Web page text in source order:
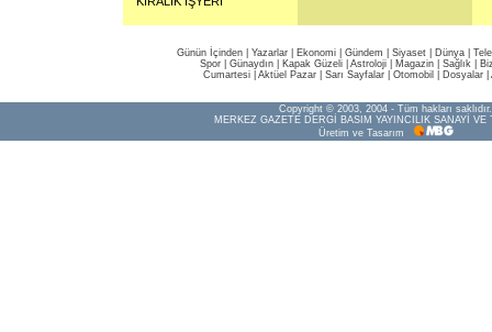
Günün İçinden Yazarlar Ekonomi Gündem Siyaset Dünya |
Spor
Günaydın Kapak Güzeli Astroloji Magazin Sağlık
Cumartesi| Aktüel Pazar| Sarı Sayfalar| Otomobil Dosyalar|
Copyright © 2003, 2004 - Tüm hakları saklıdır.
MERKEZ GAZETE DERGİ BASIM YAYINCILIK SANAYİ VE
Üretim ve Tasarım